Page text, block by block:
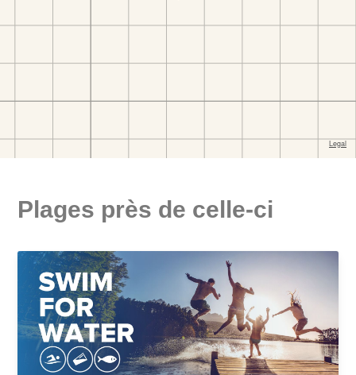
Plages près de celle-ci